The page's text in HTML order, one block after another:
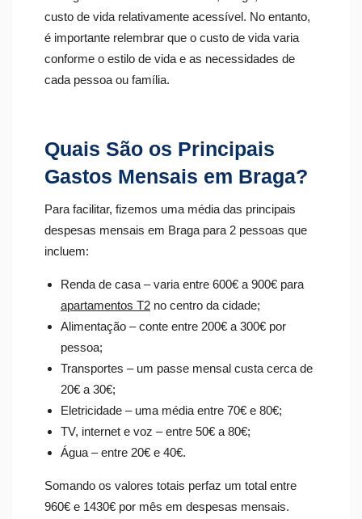
custo de vida relativamente acessível. No entanto,
é importante relembrar que o custo de vida varia
conforme o estilo de vida e as necessidades de
cada pessoa ou família.
Quais São os Principais
Gastos Mensais em Braga?
Para facilitar, fizemos uma média das principais
despesas mensais em Braga para 2 pessoas que
incluem:
Renda de casa – varia entre 600€ a 900€ para
apartamentos T2 no centro da cidade;
Alimentação – conte entre 200€ a 300€ por
pessoa;
Transportes – um passe mensal custa cerca de
20€ a 30€;
Eletricidade – uma média entre 70€ e 80€;
TV, internet e voz – entre 50€ a 80€;
Água – entre 20€ e 40€.
Somando os valores totais perfaz um total entre
960€ e 1430€ por mês em despesas mensais.